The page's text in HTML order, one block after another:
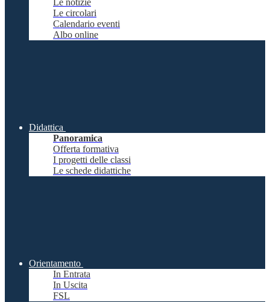
Le notizie
Le circolari
Calendario eventi
Albo online
Didattica
Panoramica
Offerta formativa
I progetti delle classi
Le schede didattiche
Orientamento
In Entrata
In Uscita
FSL